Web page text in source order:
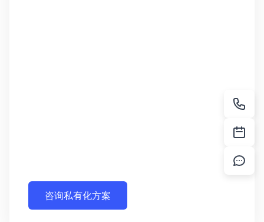
咨询私有化方案